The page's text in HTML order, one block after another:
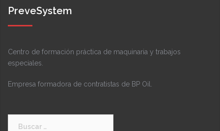
PreveSystem
Centro de formación práctica de maquinaria y trabajos
especiales.
Empresa formadora de contratistas de BP Oil.